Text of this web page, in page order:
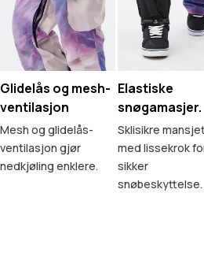
Glidelås og mesh-
ventilasjon
Mesh og glidelås-
ventilasjon gjør
nedkjøling enklere.
Elastiske
snøgamasjer.
Sklisikre
med lissekrok
sikker
snøbeskyttelse.